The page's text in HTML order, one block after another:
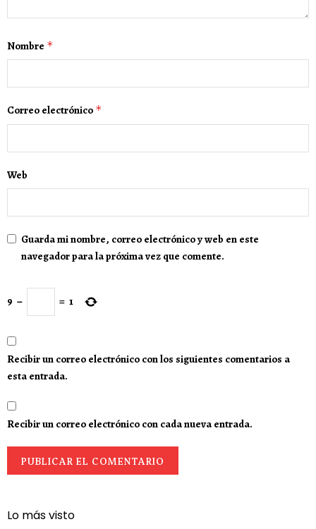
Nombre *
Correo electrónico *
Web
Guarda mi nombre, correo electrónico y web en este
navegador para la próxima vez que comente.
9 − = 1
Recibir un correo electrónico con los siguientes comentarios a
esta entrada.
Recibir un correo electrónico con cada nueva entrada.
Lo más visto